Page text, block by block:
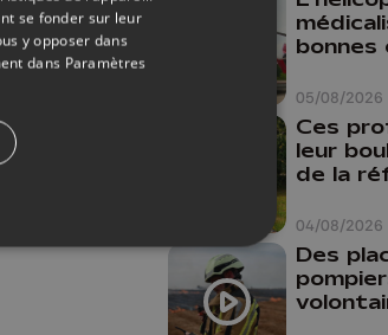
Partagez sur LinkedIn
Partagez sur Whatsapp
05/08/2026
bonnes
04/08/2026
Ces
leur
de la
comme
comme
Des
se fonder sur leur
y opposer dans
dans Paramètres